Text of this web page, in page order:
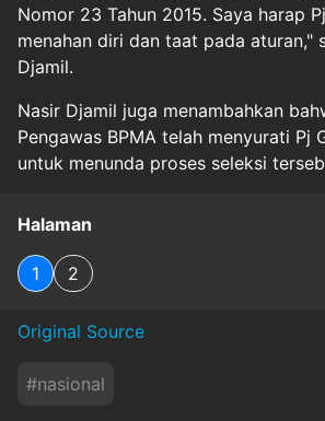
Nomor 23 Tahun 2015. Saya harap
menahan diri dan taat pada aturan,"
Djamil.
Nasir Djamil juga menambahkan
Pengawas BPMA telah menyurati Pj
untuk menunda proses seleksi
Halaman
1 2
Original Source
#nasional